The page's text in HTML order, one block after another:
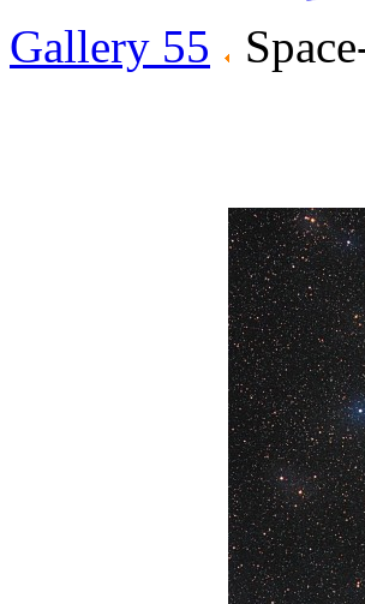
Gallery 55